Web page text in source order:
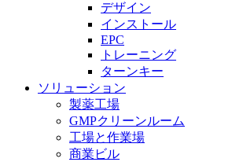
デザイン
インストール
EPC
トレーニング
ターンキー
ソリューション
製薬工場
GMPクリーンルーム
工場と作業場
商業ビル